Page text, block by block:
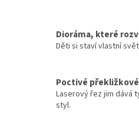
Dioráma, které
Děti si staví vlastní
Poctivé
Laserový řez jim dává
styl.